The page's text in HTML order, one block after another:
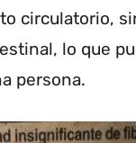
circulatorio,
lo que
persona.